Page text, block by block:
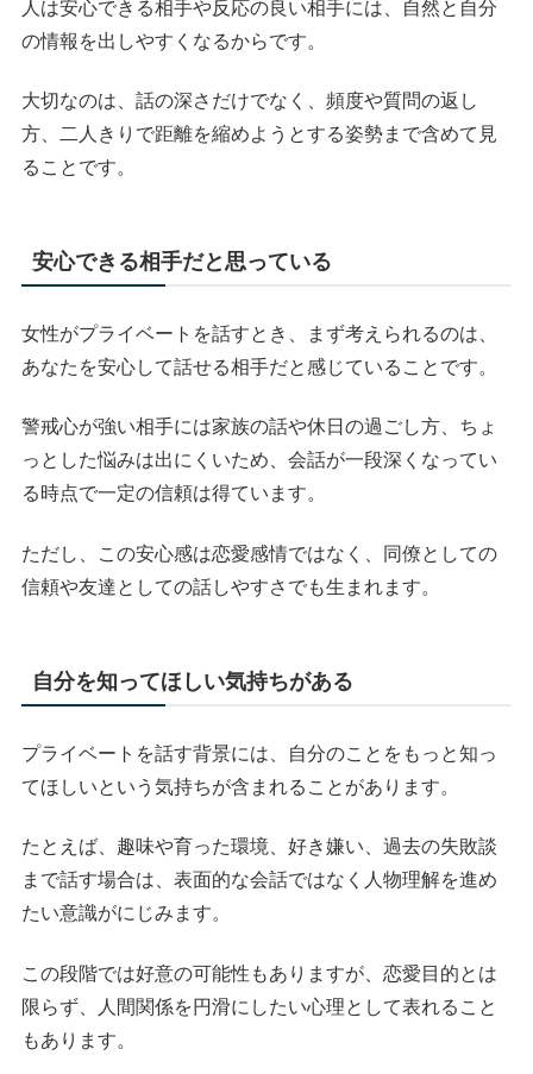
人は安心できる相手や反応の良い相手には、自然と自分
の情報を出しやすくなるからです。
大切なのは、話の深さだけでなく、頻度や質問の返し
方、二人きりで距離を縮めようとする姿勢まで含めて見
ることです。
安心できる相手だと思っている
女性がプライベートを話すとき、まず考えられるのは、
あなたを安心して話せる相手だと感じていることです。
警戒心が強い相手には家族の話や休日の過ごし方、ちょ
っとした悩みは出にくいため、会話が一段深くなってい
る時点で一定の信頼は得ています。
ただし、この安心感は恋愛感情ではなく、同僚としての
信頼や友達としての話しやすさでも生まれます。
自分を知ってほしい気持ちがある
プライベートを話す背景には、自分のことをもっと知っ
てほしいという気持ちが含まれることがあります。
たとえば、趣味や育った環境、好き嫌い、過去の失敗談
まで話す場合は、表面的な会話ではなく人物理解を進め
たい意識がにじみます。
この段階では好意の可能性もありますが、恋愛目的とは
限らず、人間関係を円滑にしたい心理として表れること
もあります。